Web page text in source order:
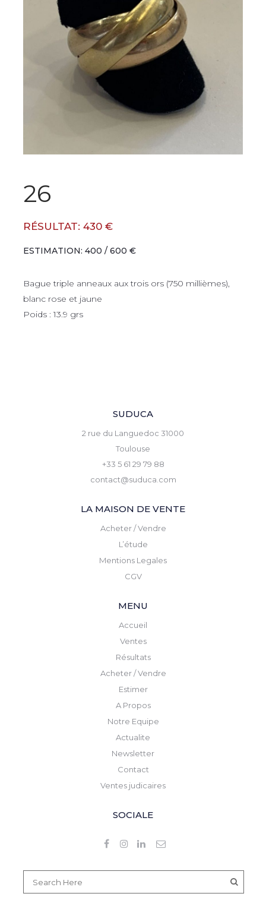
26
RÉSULTAT: 430 €
ESTIMATION: 400 / 600 €
Bague triple anneaux aux trois ors (750 millièmes),
blanc rose et jaune
Poids : 13.9 grs
SUDUCA
2 rue du Languedoc 31000
Toulouse
+33 5 61 29 79 88
contact@suduca.com
LA MAISON DE VENTE
Acheter / Vendre
L’étude
Mentions Legales
CGV
MENU
Accueil
Ventes
Résultats
Acheter / Vendre
Estimer
A Propos
Notre Equipe
Actualite
Newsletter
Contact
Ventes judicaires
SOCIALE